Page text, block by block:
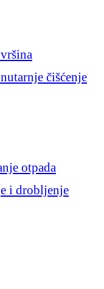
čišćenje
otpada
i drobljenje